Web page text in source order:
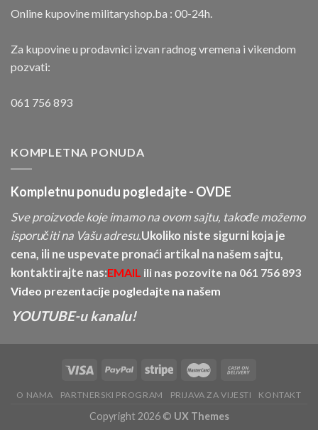
Online kupovine militaryshop.ba : 00-24h.
Za kupovine u prodavnici izvan radnog vremena i vikendom
pozvati:
061 756 893
KOMPLETNA PONUDA
Kompletnu ponudu pogledajte - OVDE
Sve proizvode koje imamo na ovom sajtu, takođe možemo
isporučiti na Vašu adresu.Ukoliko niste sigurni koja je
cena, ili ne uspevate pronaći artikal na našem sajtu,
kontaktirajte nas:EMAIL ili nas pozovite na 061 756 893
Video prezentacije pogledajte na našem
YOUTUBE-u kanalu!
O NAMA PARTNERSKI PROGRAM PRIJAVA ZA VIJESTI KONTAKT
Copyright 2026 © UX Themes